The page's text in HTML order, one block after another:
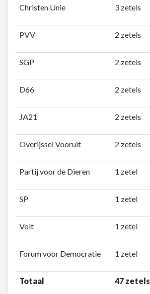
Christen Unie 3 zetels
PVV 2 zetels
SGP 2 zetels
D66 2 zetels
JA21 2 zetels
Overijssel Vooruit 2 zetels
Partij voor de Dieren 1 zetel
SP 1 zetel
Volt 1 zetel
Forum voor Democratie 1 zetel
Totaal 47 zetels